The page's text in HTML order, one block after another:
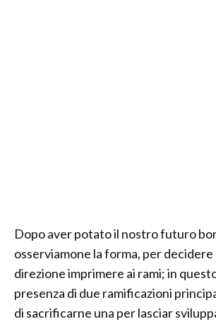
Dopo aver potato il nostro futuro
osserviamone la forma, per
direzione imprimere ai rami; in
presenza di due ramificazioni
di sacrificarne una per lasciar